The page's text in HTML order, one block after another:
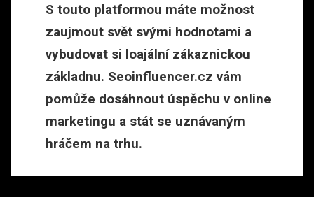
S touto platformou máte možnost
zaujmout svět svými hodnotami a
vybudovat si loajální zákaznickou
základnu. Seoinfluencer.cz vám
pomůže dosáhnout úspěchu v online
marketingu a stát se uznávaným
hráčem na trhu.